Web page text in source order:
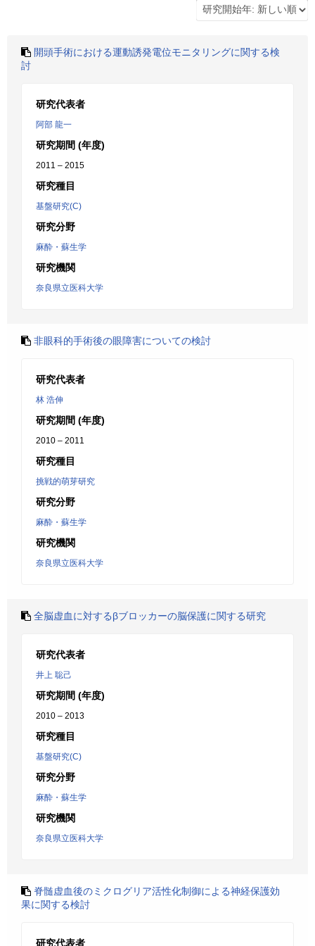
開頭手術における運動誘発電位モニタリングに関する検
討
研究代表者
阿部 龍一
研究期間 (年度)
2011 – 2015
研究種目
基盤研究(C)
研究分野
麻酔・蘇生学
研究機関
奈良県立医科大学
非眼科的手術後の眼障害についての検討
研究代表者
林 浩伸
研究期間 (年度)
2010 – 2011
研究種目
挑戦的萌芽研究
研究分野
麻酔・蘇生学
研究機関
奈良県立医科大学
全脳虚血に対するβブロッカーの脳保護に関する研究
研究代表者
井上 聡己
研究期間 (年度)
2010 – 2013
研究種目
基盤研究(C)
研究分野
麻酔・蘇生学
研究機関
奈良県立医科大学
脊髄虚血後のミクログリア活性化制御による神経保護効
果に関する検討
研究代表者